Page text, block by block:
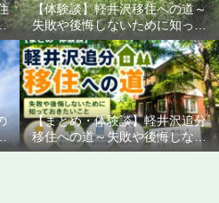
【体験談】軽井沢移住への道～
失敗や後悔しないために知って
おきたいこと
【まとめ・体験談】軽井沢追分
移住への道～失敗や後悔しない
ために知っておきたいこと